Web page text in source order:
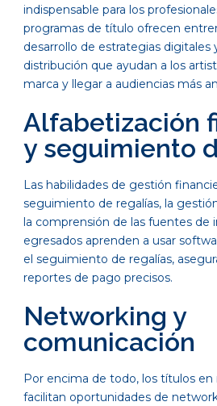
indispensable para los
programas de título ofrecen
desarrollo de estrategias digitales
distribución que ayudan a los
marca y llegar a audiencias más
Alfabetización
y seguimiento
Las habilidades de gestión
seguimiento de regalías, la
la comprensión de las fuentes de
egresados aprenden a usar
el seguimiento de regalías,
reportes de pago precisos.
Networking y
comunicación
Por encima de todo, los títulos en
facilitan oportunidades de